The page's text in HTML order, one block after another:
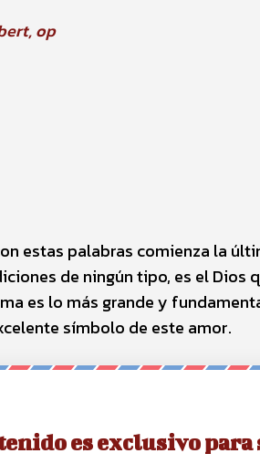
op
estas palabras comienza la
de ningún tipo, es el Dios
es lo más grande y
símbolo de este amor.
es exclusivo